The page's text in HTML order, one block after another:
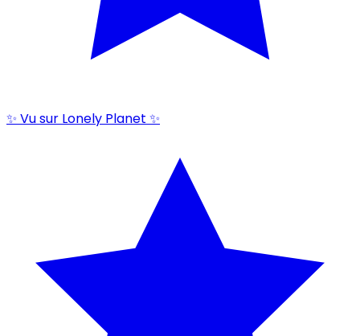
✨ Vu sur Lonely Planet ✨